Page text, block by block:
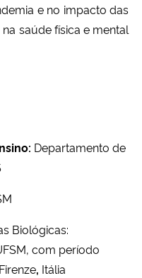
e no impacto das
saúde física e mental
Departamento de
Biológicas:
com período
, Itália